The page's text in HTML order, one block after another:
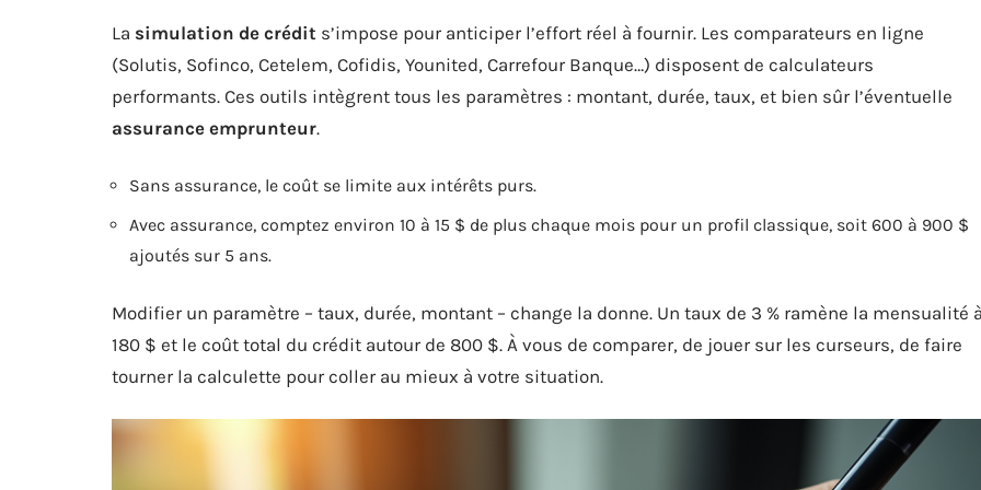
La simulation de crédit s’impose pour anticiper l’effort réel à fournir. Les comparateurs en ligne
(Solutis, Sofinco, Cetelem, Cofidis, Younited, Carrefour Banque…) disposent de calculateurs
performants. Ces outils intègrent tous les paramètres : montant, durée, taux, et bien sûr l’éventuelle
assurance emprunteur.
Sans assurance, le coût se limite aux intérêts purs.
Avec assurance, comptez environ 10 à 15 $ de plus chaque mois pour un profil classique, soit 600 à 900 $
ajoutés sur 5 ans.
Modifier un paramètre – taux, durée, montant – change la donne. Un taux de 3 % ramène la mensualité
180 $ et le coût total du crédit autour de 800 $. À vous de comparer, de jouer sur les curseurs, de faire
tourner la calculette pour coller au mieux à votre situation.